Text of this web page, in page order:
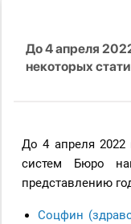
До 4 апреля
некоторых
До 4 апреля 2022
систем Бюро
представлению
Соцфин